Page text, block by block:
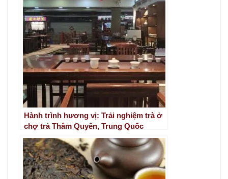
Hành trình hương vị: Trải nghiệm trà ở
chợ trà Thâm Quyến, Trung Quốc